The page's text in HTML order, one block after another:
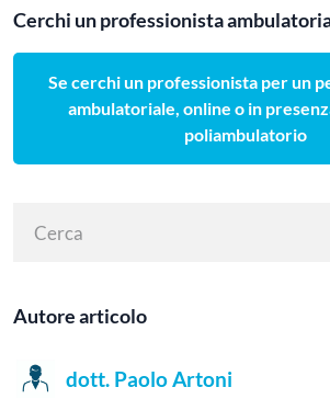
Cerchi un professionista
Se cerchi un professionista per un
ambulatoriale, online o in
poliambulatorio
Autore articolo
dott. Paolo Artoni